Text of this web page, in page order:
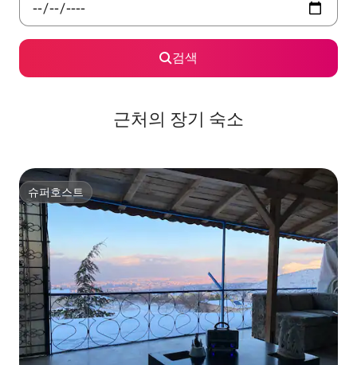
검색
근처의 장기 숙소
슈퍼호스트
슈퍼호스트